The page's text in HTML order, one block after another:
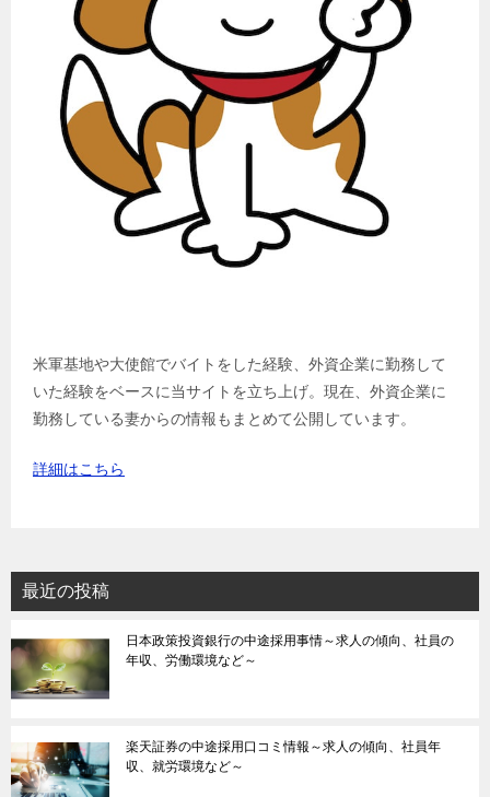
米軍基地や大使館でバイトをした経験、外資企業に勤務して
いた経験をベースに当サイトを立ち上げ。現在、外資企業に
勤務している妻からの情報もまとめて公開しています。
詳細はこちら
最近の投稿
日本政策投資銀行の中途採用事情～求人の傾向、社員の
年収、労働環境など～
楽天証券の中途採用口コミ情報～求人の傾向、社員年
収、就労環境など～